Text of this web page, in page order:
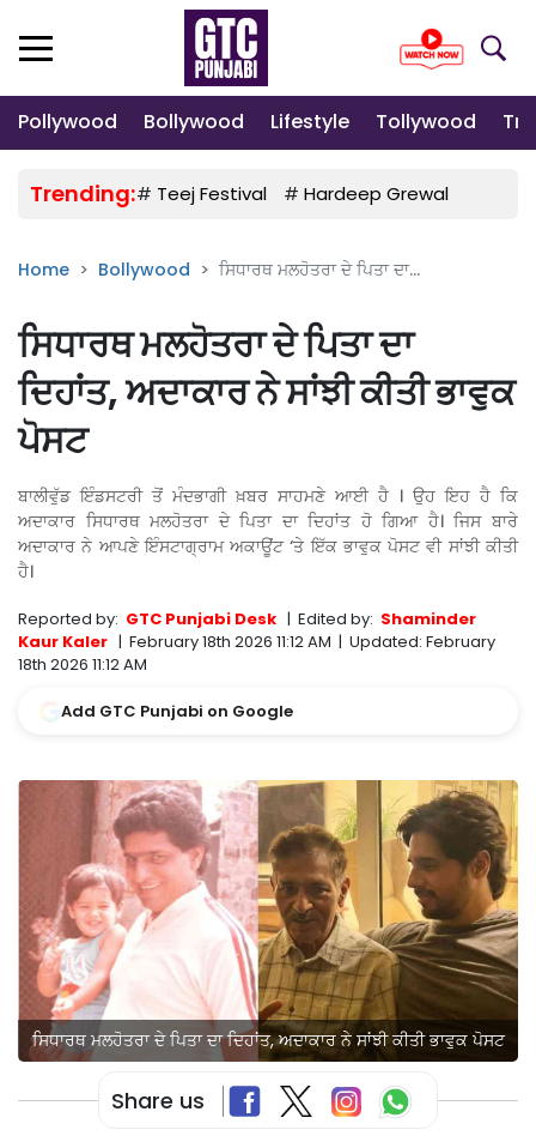
Pollywood Bollywood Lifestyle Tollywood
Trending:# Teej Festival # Hardeep Grewal
Home Bollywood ਸਿਧਾਰਥ ਮਲਹੋਤਰਾ ਦੇ ਪਿਤਾ ਦਾ...
ਸਿਧਾਰਥ ਮਲਹੋਤਰਾ ਦੇ ਪਿਤਾ ਦਾ
ਦਿਹਾਂਤ, ਅਦਾਕਾਰ ਨੇ ਸਾਂਝੀ ਕੀਤੀ ਭਾਵੁਕ
ਪੋਸਟ
ਬਾਲੀਵੁੱਡ ਇੰਡਸਟਰੀ ਤੋਂ ਮੰਦਭਾਗੀ ਖ਼ਬਰ ਸਾਹਮਣੇ ਆਈ ਹੈ । ਉਹ ਇਹ ਹੈ ਕਿ
ਅਦਾਕਾਰ ਸਿਧਾਰਥ ਮਲਹੋਤਰਾ ਦੇ ਪਿਤਾ ਦਾ ਦਿਹਾਂਤ ਹੋ ਗਿਆ ਹੈ। ਜਿਸ ਬਾਰੇ
ਅਦਾਕਾਰ ਨੇ ਆਪਣੇ ਇੰਸਟਾਗ੍ਰਾਮ ਅਕਾਊਂਟ ‘ਤੇ ਇੱਕ ਭਾਵੁਕ ਪੋਸਟ ਵੀ ਸਾਂਝੀ ਕੀਤੀ
ਹੈ।
Reported by: GTC Punjabi Desk | Edited by: Shaminder
Kaur Kaler | February 18th 2026 11:12 AM | Updated: February
18th 2026 11:12 AM
Add GTC Punjabi on Google
ਸਿਧਾਰਥ ਮਲਹੋਤਰਾ ਦੇ ਪਿਤਾ ਦਾ ਦਿਹਾਂਤ, ਅਦਾਕਾਰ ਨੇ ਸਾਂਝੀ ਕੀਤੀ ਭਾਵੁਕ ਪੋਸਟ
Share us